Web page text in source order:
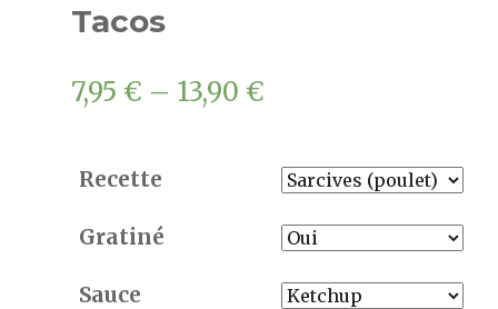
Tacos
7,95 € – 13,90 €
Recette
Gratiné
Sauce